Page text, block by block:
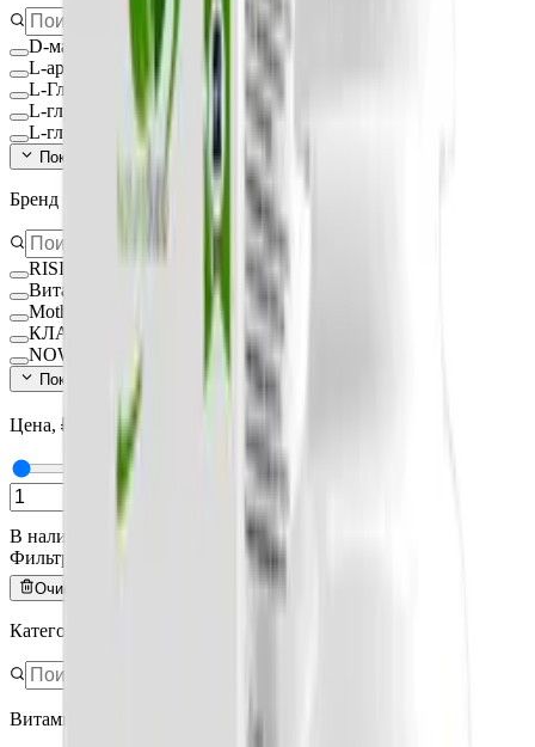
D-манноза
L-аргинин
L-Глицин
L-глутамин
L-глутатион Глутатион
Показать ещё (
Бренд
RISINGSTAR
Вита-Стандарт
MotherPlant
КЛАДОВИТ
NOW FOODS
Показать ещё (
Цена, ₽
В наличии
Фильтры
Очистить всё
Категория
Витамины и БАД